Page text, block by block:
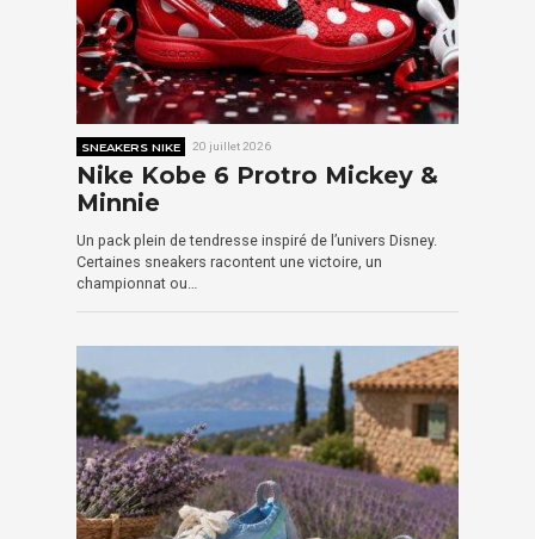
SNEAKERS NIKE 20 juillet 2026
Nike Kobe 6 Protro Mickey &
Minnie
Un pack plein de tendresse inspiré de l’univers Disney.
Certaines sneakers racontent une victoire, un
championnat ou…